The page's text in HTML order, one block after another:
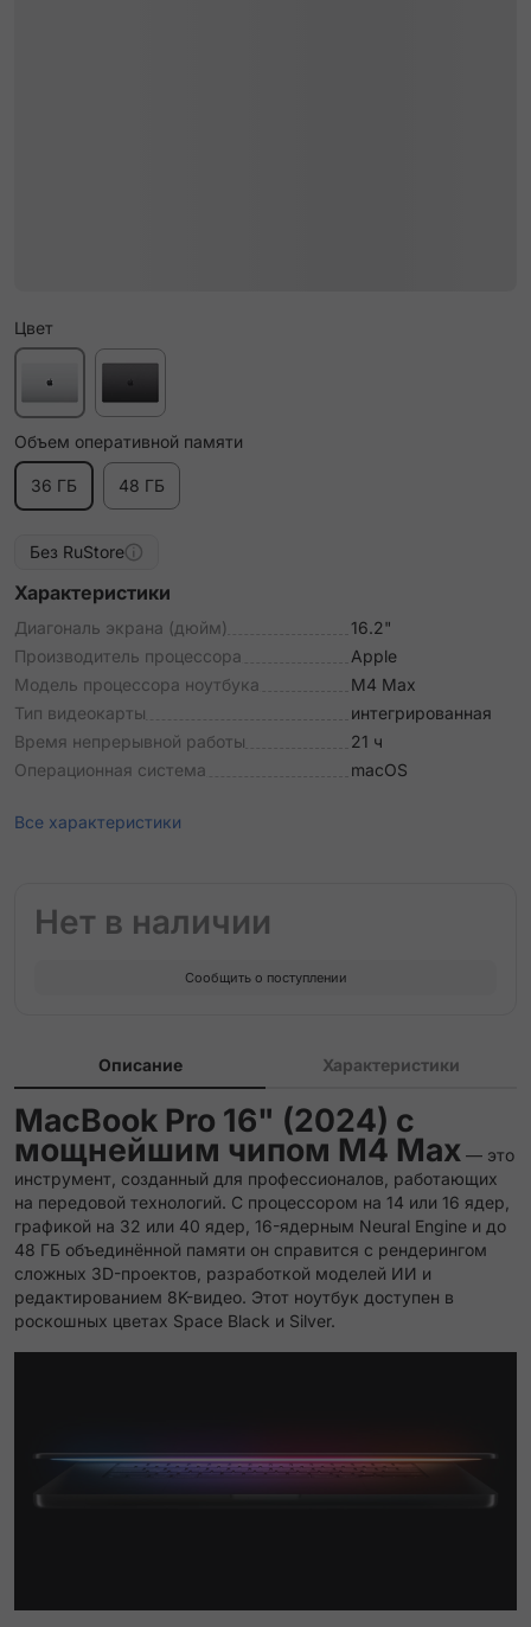
Цвет
Объем оперативной памяти
36 ГБ 48 ГБ
Без RuStore
Характеристики
Диагональ экрана (дюйм)
16.2"
Производитель процессора
Apple
Модель процессора ноутбука
M4 Max
Тип видеокарты
интегрированная
Время непрерывной работы
21 ч
Операционная система
macOS
Все характеристики
Нет в наличии
Сообщить о поступлении
Описание Характеристики
MacBook Pro 16" (2024) с
мощнейшим чипом M4 Max — это
инструмент, созданный для профессионалов, работающих
на передовой технологий. С процессором на 14 или 16 ядер,
графикой на 32 или 40 ядер, 16-ядерным Neural Engine и до
48 ГБ объединённой памяти он справится с рендерингом
сложных 3D-проектов, разработкой моделей ИИ и
редактированием 8K-видео. Этот ноутбук доступен в
роскошных цветах Space Black и Silver.